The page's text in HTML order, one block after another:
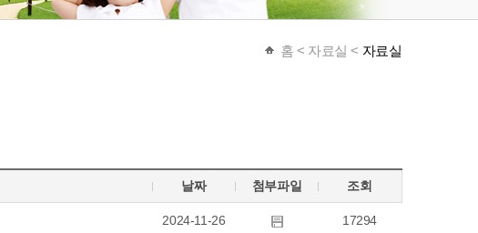
홈 < 자료실 < 자료실
날짜 첨부파일 조회
2024-11-26 17294